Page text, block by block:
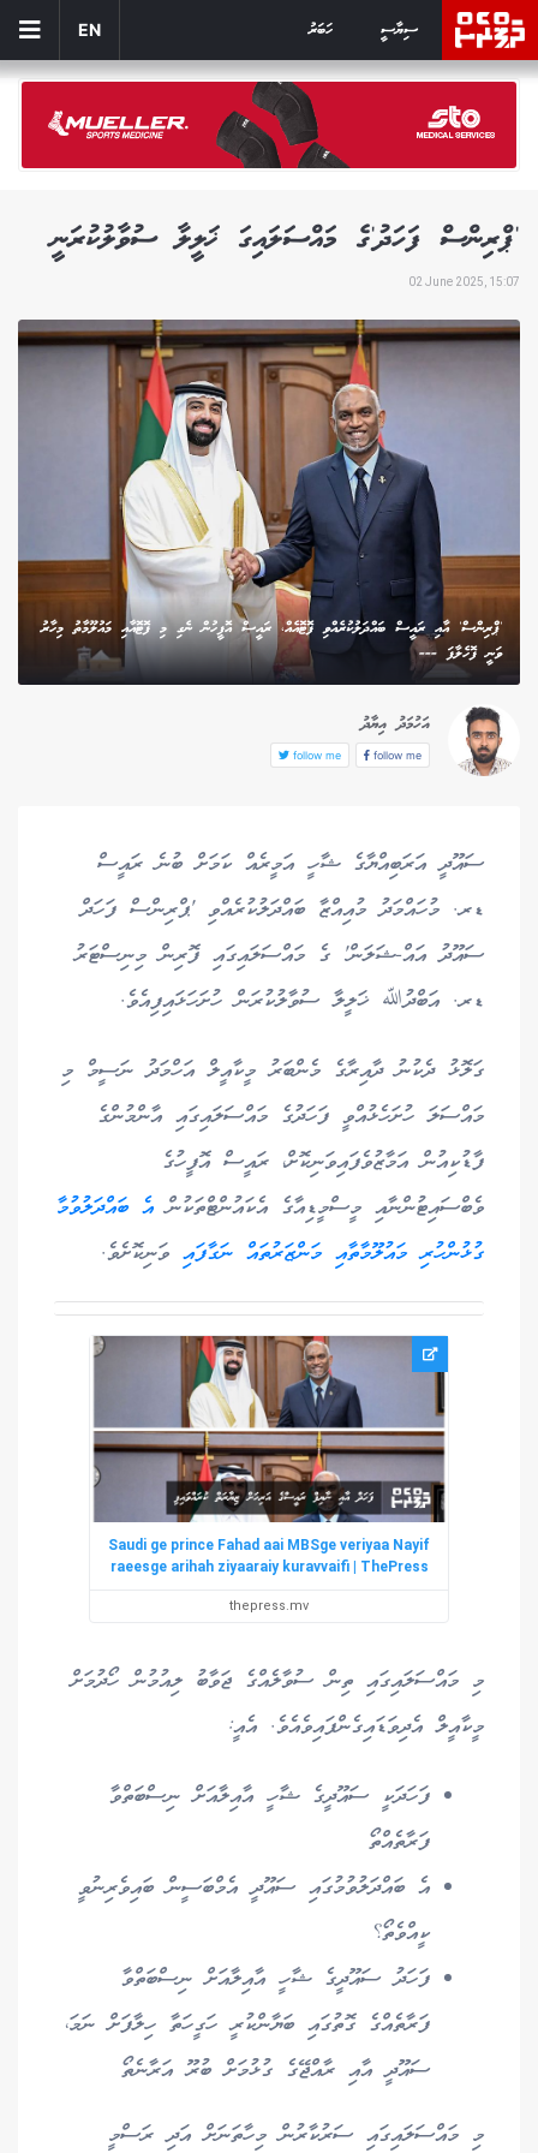
ސިޔާސީ ހަބަރު EN
'ޕްރިންސް ފަހަދު'ގެ މައްސަލައިގަ ޚަލީލާ ސުވާލުކުރަނީ
02 June 2025, 15:07
'ޕްރިންސް' އާއި ރައީސް ބައްދަލުކުރެއްވި ފޮޓޮއެއް، ރައީސް އޮފީހުން ނެގި މި ފޮޓޮއާއި މައުލޫމާތު މިހާރު
ވަނީ ފޮހެލާފަ ---
އަހުމަދު އިޔާދު
follow me
follow me
ސައޫދީ އަރަބިއްޔާގެ ޝާހީ އަމީރެއް ކަމަށް ބުނެ ރައީސް
ޑރ. މުހައްމަދު މުއިއްޒާ ބައްދަލުކުރެއްވި 'ޕްރިންސް ފަހަދް
ސައޫދު އައް-ޝަލަން' ގެ މައްސަލައިގައި ފޮރިން މިނިސްޓަރު
ޑރ. އަބްދުﷲ ޚަލީލާ ސުވާލުކުރަން ހުށަހަޅައިފިއެވެ.
ގަލޮޅު ދެކުނު ދާއިރާގެ މެންބަރު މީކާއީލް އަހްމަދު ނަސީމް މި
މައްސަލަ ހުށަހެޅުއްވީ ފަހަދުގެ މައްސަލައިގައި އާންމުންގެ
ފާޑުކިއުން އަމާޒުވެފައިވަނިކޮށް، ރައީސް އޮފީހުގެ
ވެބްސައިޓުންނާއި މީސްމީޑިއާގެ އެކައުންޓްތަކުންއެ ބައްދަލުވުމާ
ގުޅުންހުރި މައުލޫމާތާއި މަންޒަރުތައް ނަގާފައި ވަނިކޮށެވެ.
Saudi ge prince Fahad aai MBSge veriyaa Nayif
raeesge arihah ziyaaraiy kuravvaifi | ThePress
thepress.mv
މި މައްސަލައިގައި ތިން ސުވާލެއްގެ ޖަވާބު ލިއުމުން ހޯދުމަށް
މީކާއީލް އެދިވަޑައިގެންފައިވެއެވެ. އެއީ:
ފަހަދަކީ ސައޫދީގެ ޝާހީ އާއިލާއަށް ނިސްބަތްވާ
ފަރާތެއްތޯ
އެ ބައްދަލުވުމުގައި ސައޫދީ އެމްބަސީން ބައިވެރިނުވީ
ކީއްވެތޯ؟
ފަހަދު ސައޫދީގެ ޝާހީ އާއިލާއަށް ނިސްބަތްވާ
ފަރާތެއްގެ ގޮތުގައި ބަޔާންކުރީ ހަގީހަތާ ހިލާފަށް ނަމަ،
ސައޫދީ އާއި ރާއްޖޭގެ ގުޅުމަށް ބުރޫ އަރާނެތޯ
މި މައްސަލައިގައި ސަރުކާރުން މިހާތަނަށް އަދި ރަސްމީ